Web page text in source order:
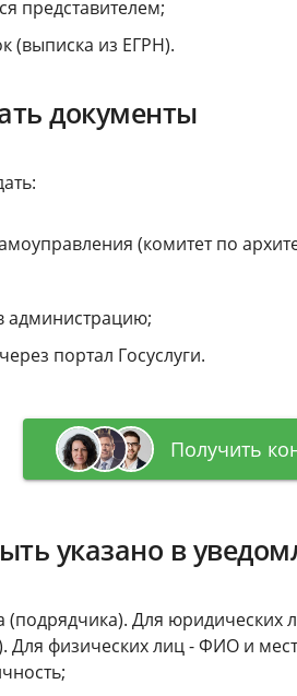
представителем;
(выписка из ЕГРН).
документы
(комитет по
администрацию;
портал Госуслуги.
Получить
указано в
Для юридических
физических лиц - ФИО и